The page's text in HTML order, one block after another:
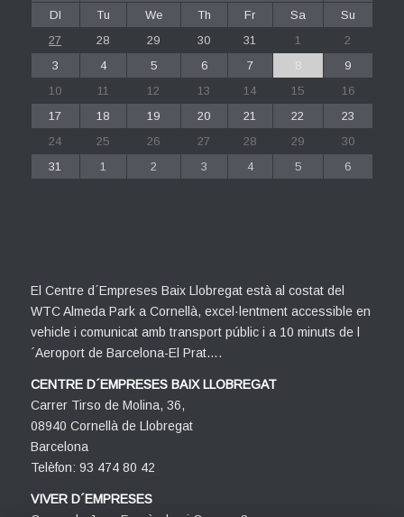
Dl
Tu We Th Fr Sa
Su
27
28 29 30 31 1
2
3
4 5 6 7 8
9
10
11 12 13 14 15
16
17
18 19 20 21 22
23
24
25 26 27 28 29
30
31
1 2 3 4 5 6
El Centre d´Empreses Baix Llobregat està al costat del
WTC Almeda Park a Cornellà, excel·lentment accessible en
vehicle i comunicat amb transport públic i a 10 minuts de l
´Aeroport de Barcelona-El Prat….
CENTRE D´EMPRESES BAIX LLOBREGAT
Carrer Tirso de Molina, 36,
08940 Cornellà de Llobregat
Barcelona
Telèfon: 93 474 80 42
VIVER D´EMPRESES